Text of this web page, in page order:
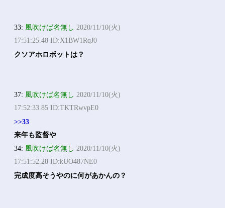
33: 風吹けば名無し 2020/11/10(火)
17:51:25.48 ID:X1BW1RqJ0
クソアホロボットは？
37: 風吹けば名無し 2020/11/10(火)
17:52:33.85 ID:TKTRwvpE0
>>33
来年も監督や
34: 風吹けば名無し 2020/11/10(火)
17:51:52.28 ID:kUO487NE0
完成度高そうやのに何があかんの？